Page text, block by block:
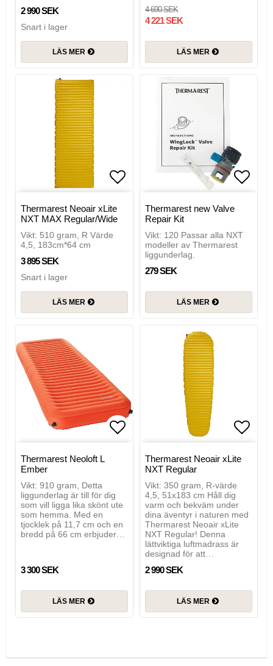
2 990 SEK
Snart i lager
LÄS MER
4 690 SEK
4 221 SEK
LÄS MER
Thermarest Neoair xLite
NXT MAX Regular/Wide
Vikt: 510 gram, R Värde
4,5, 183cm*64 cm
3 895 SEK
Snart i lager
LÄS MER
Thermarest new Valve
Repair Kit
Vikt: 120 Passar alla NXT
modeller av Thermarest
liggunderlag.
279 SEK
LÄS MER
Thermarest Neoloft L
Ember
Vikt: 910 gram, Detta
liggunderlag är till för dig
som vill ligga lika skönt ute
som hemma. Med en
tjocklek på 11,7 cm och en
bredd på 66 cm erbjuder…
3 300 SEK
LÄS MER
Thermarest Neoair xLite
NXT Regular
Vikt: 350 gram, R-värde
4,5, 51x183 cm Håll dig
varm och bekväm under
dina äventyr i naturen med
Thermarest Neoair xLite
NXT Regular! Denna
lättviktiga luftmadrass är
designad för att…
2 990 SEK
LÄS MER